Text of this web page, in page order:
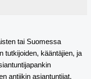
tai Suomessa
tutkijoiden, kääntäjien, ja
antiikin asiantuntijat,